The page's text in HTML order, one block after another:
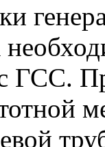
ГСС.